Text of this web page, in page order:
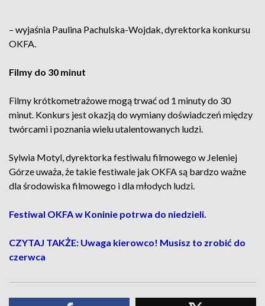
– wyjaśnia Paulina Pachulska-Wojdak, dyrektorka konkursu
OKFA.
Filmy do 30 minut
Filmy krótkometrażowe mogą trwać od 1 minuty do 30
minut. Konkurs jest okazją do wymiany doświadczeń między
twórcami i poznania wielu utalentowanych ludzi.
Sylwia Motyl, dyrektorka festiwalu filmowego w Jeleniej
Górze uważa, że takie festiwale jak OKFA są bardzo ważne
dla środowiska filmowego i dla młodych ludzi.
Festiwal OKFA w Koninie potrwa do niedzieli.
CZYTAJ TAKŻE: Uwaga kierowco! Musisz to zrobić do
czerwca